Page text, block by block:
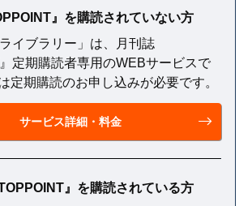
』を購読されていない方
イブラリー」は、月刊誌
』定期購読者専用のWEBサービスで
定期購読のお申し込みが必要です。
サービス詳細・料金
』を購読されている方